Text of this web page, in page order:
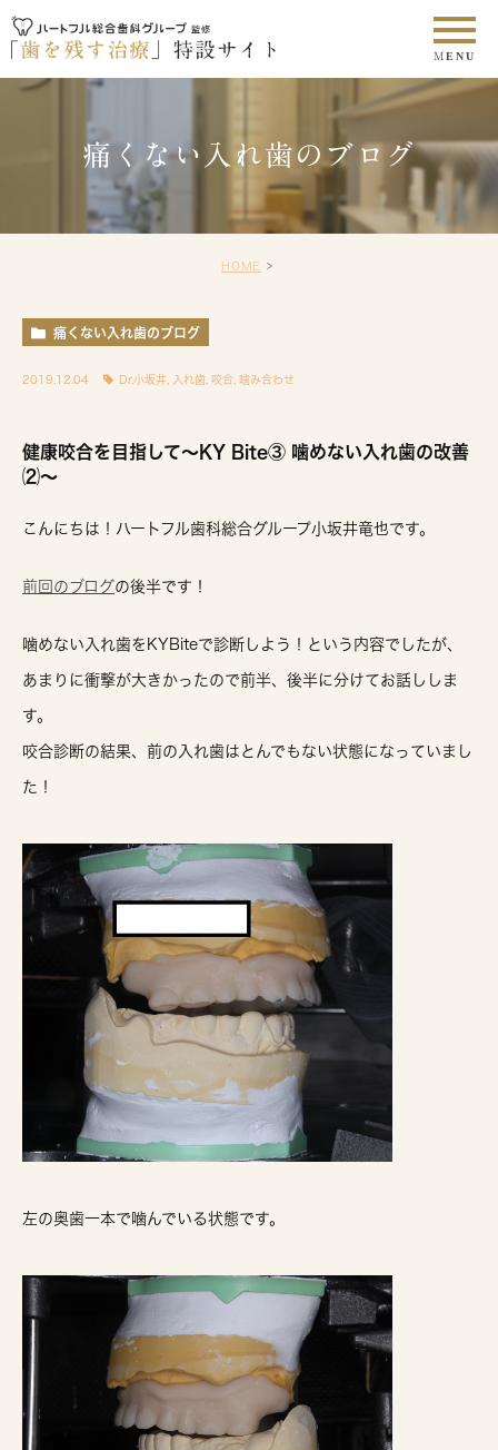
痛くない入れ歯のブログ
HOME
痛くない入れ歯のブログ
2019.12.04 Dr.小坂井 入れ歯 咬合 噛み合わせ
健康咬合を目指して〜KY Bite③ 噛めない入れ歯の改善
⑵〜
こんにちは！ハートフル歯科総合グループ小坂井竜也です。
前回のブログの後半です！
噛めない入れ歯をKYBiteで診断しよう！という内容でしたが、
あまりに衝撃が大きかったので前半、後半に分けてお話ししま
す。
咬合診断の結果、前の入れ歯はとんでもない状態になっていまし
た！
左の奥歯一本で噛んでいる状態です。